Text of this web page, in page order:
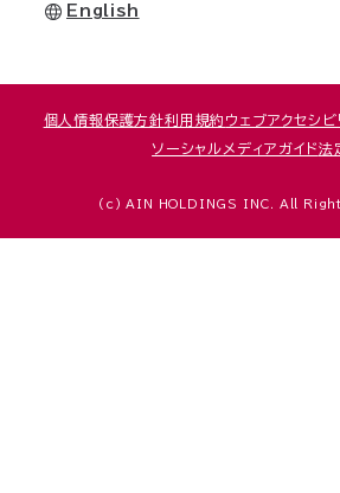
English
個人情報保護方針利用規約 ウェブアクセシ
ソーシャルメディアガイド法
(c) AIN HOLDINGS INC. All